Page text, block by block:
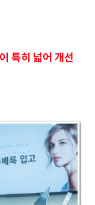
특히 넓어 개선